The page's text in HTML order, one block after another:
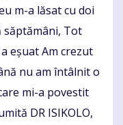
m-a lăsat cu doi
săptămâni, Tot
eșuat Am crezut
nu am întâlnit o
mi-a povestit
DR ISIKOLO,